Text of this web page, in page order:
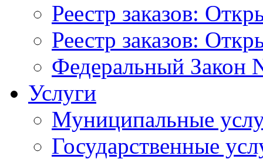
Реестр заказов:
Реестр заказов:
Федеральный Закон
Услуги
Муниципальные
Государственные